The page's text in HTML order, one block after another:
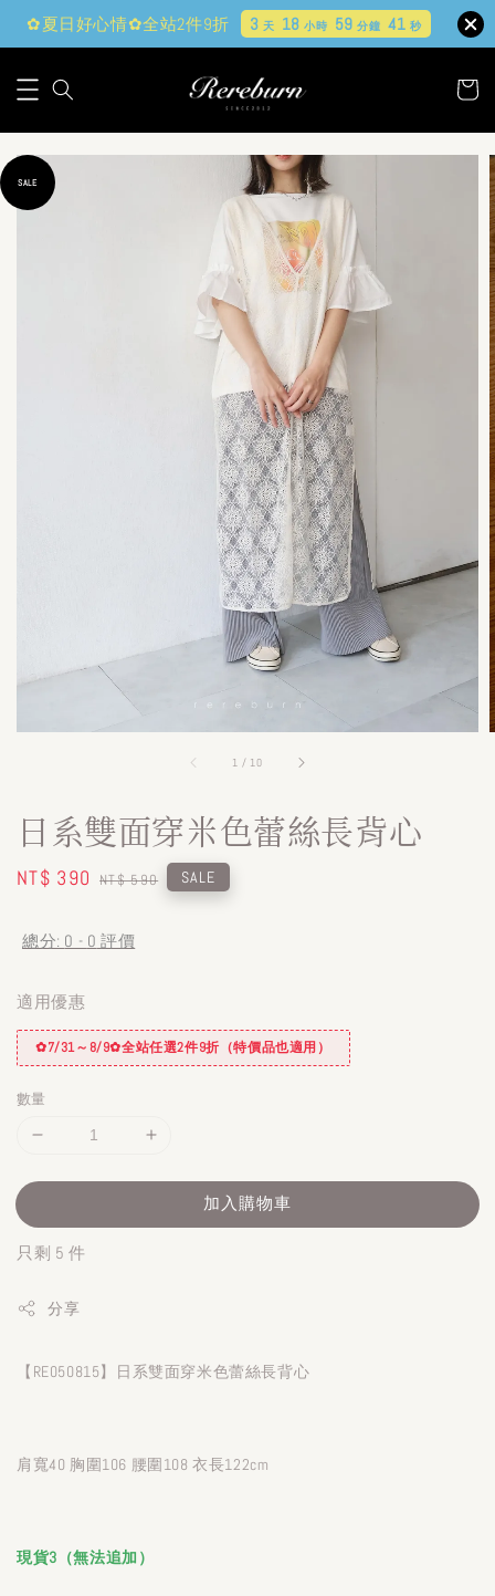
✿夏日好心情✿全站2件9折 3 天 18小時 59分鐘 40秒
1 / 10
SALE
日系雙面穿米色蕾絲長背心
Sale
NT$ 390 Regular
NT$ 590 SALE
總分: 0 - 0 評價
適用優惠
✿7/31～8/9✿全站任選2件9折（特價品也適用）
數量
加入購物車
只剩 5 件
分享
【RE050815】日系雙面穿米色蕾絲長背心
肩寬40 胸圍106 腰圍108 衣長122cm
現貨3（無法追加）